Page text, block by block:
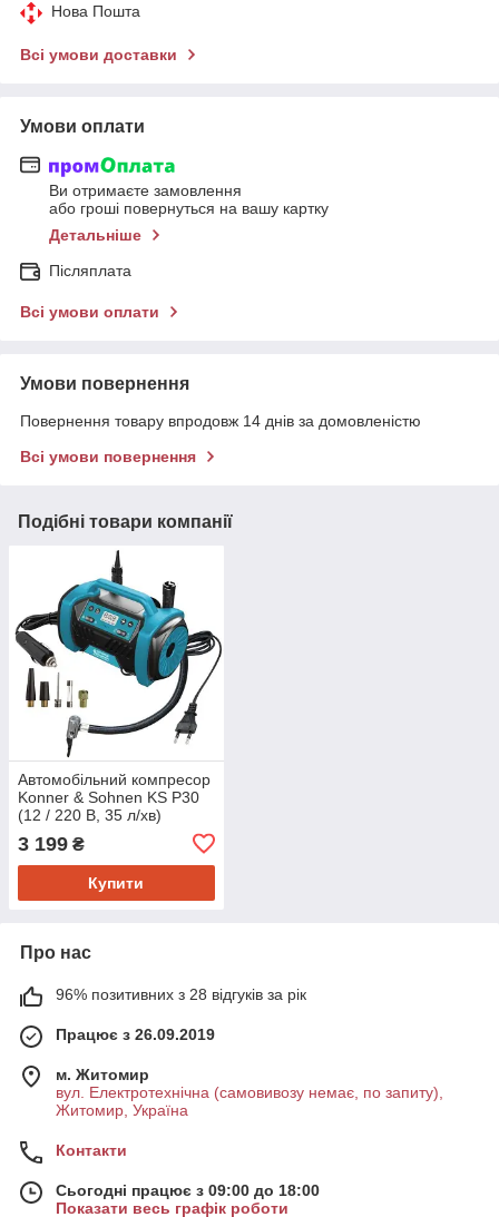
Нова Пошта
Всі умови доставки
Умови оплати
Ви отримаєте замовлення
або гроші повернуться на вашу картку
Детальніше
Післяплата
Всі умови оплати
Умови повернення
Повернення товару впродовж 14 днів за домовленістю
Всі умови повернення
Подібні товари компанії
Автомобільний компресор
Konner & Sohnen KS P30
(12 / 220 В, 35 л/хв)
3 199 ₴
Купити
Про нас
96% позитивних з 28 відгуків за рік
Працює з 26.09.2019
м. Житомир
вул. Електротехнічна (самовивозу немає, по запиту),
Житомир, Україна
Контакти
Сьогодні працює з 09:00 до 18:00
Показати весь графік роботи